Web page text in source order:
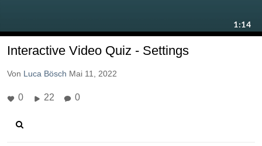
Interactive Video Quiz - Settings
Von Luca Bösch Mai 11, 2022
0 22 0